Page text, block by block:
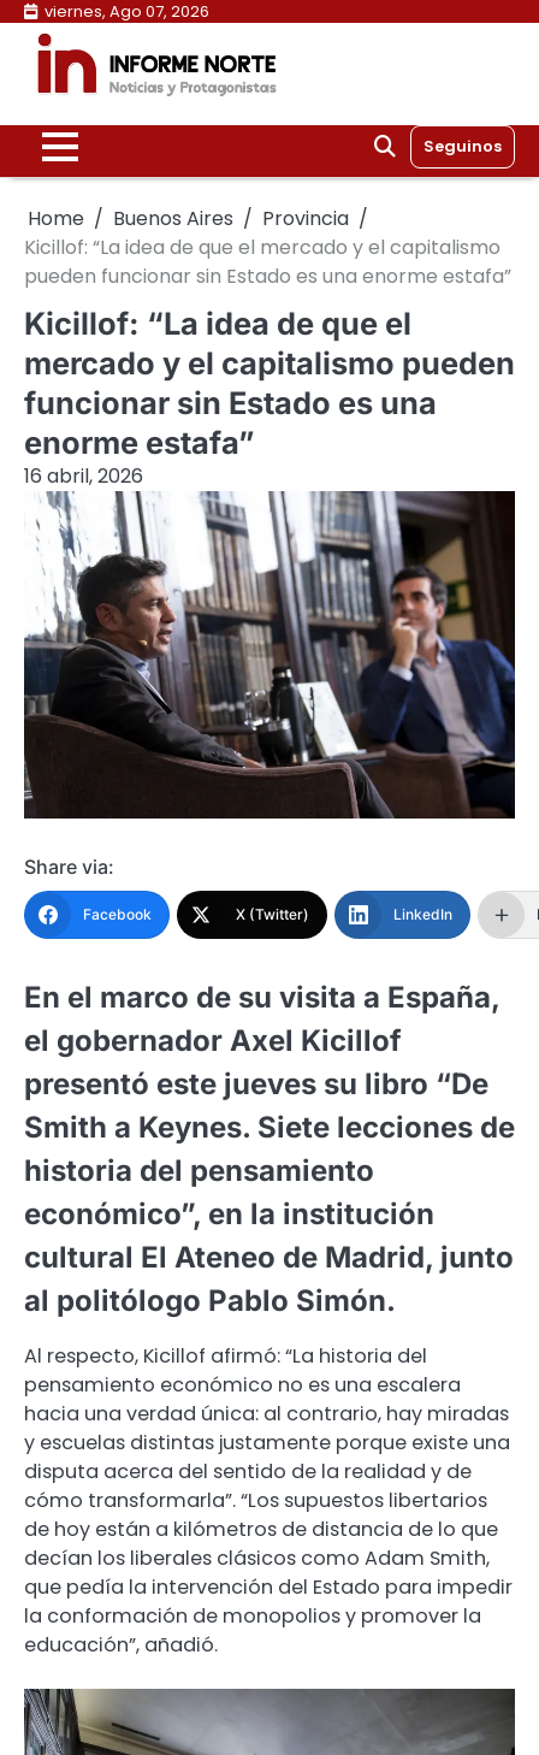
Skip
content
viernes, Ago 07, 2026
Seguinos
Home Buenos Aires
Provincia
Kicillof: “La idea de que el mercado y el capitalismo
pueden funcionar sin Estado es una enorme estafa”
Kicillof: “La idea de que el
mercado y el capitalismo pueden
funcionar sin Estado es una
enorme estafa”
16 abril, 2026
Share via:
Facebook X (Twitter) LinkedIn
En el marco de su visita a España,
el gobernador Axel Kicillof
presentó este jueves su libro “De
Smith a Keynes. Siete lecciones de
historia del pensamiento
económico”, en la institución
cultural El Ateneo de Madrid, junto
al politólogo Pablo Simón.
Al respecto, Kicillof afirmó: “La historia del
pensamiento económico no es una escalera
hacia una verdad única: al contrario, hay miradas
y escuelas distintas justamente porque existe una
disputa acerca del sentido de la realidad y de
cómo transformarla”. “Los supuestos libertarios
de hoy están a kilómetros de distancia de lo que
decían los liberales clásicos como Adam Smith,
que pedía la intervención del Estado para impedir
la conformación de monopolios y promover la
educación”, añadió.